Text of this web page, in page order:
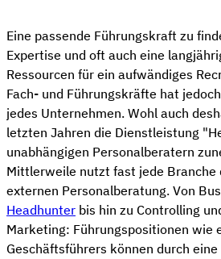
Eine passende Führungskraft zu
Expertise und oft auch eine
Ressourcen für ein aufwändiges
Fach- und Führungskräfte hat
jedes Unternehmen. Wohl auch
letzten Jahren die Dienstleistung
unabhängigen Personalberatern
Mittlerweile nutzt fast jede Branche
externen Personalberatung. Von
Headhunter bis hin zu Controlling
Marketing: Führungspositionen wie
Geschäftsführers können durch